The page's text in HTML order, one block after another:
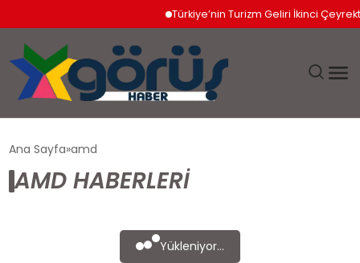
Türkiye’nin Turizm Geliri İkinci
EKONOMI
Ana Sayfa amd
AMD HABERLERI
Yükleniyor...